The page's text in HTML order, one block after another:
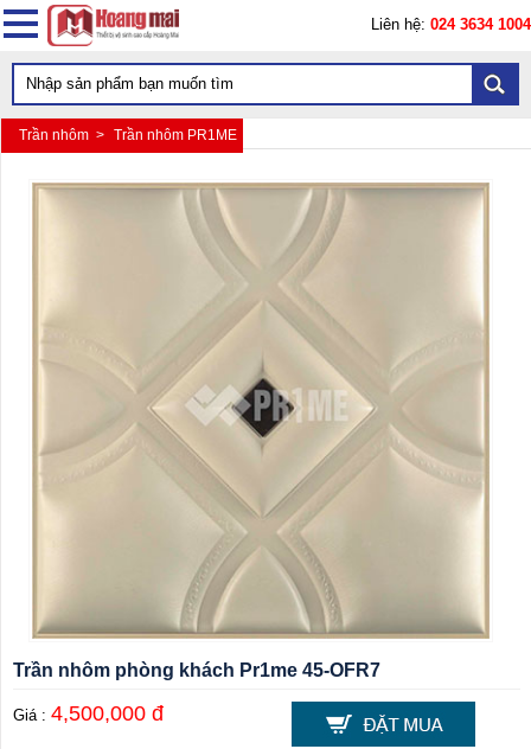
Liên hệ: 024 3634 1004
Trần nhôm > Trần nhôm PR1ME
Trần nhôm phòng khách Pr1me 45-OFR7
Giá : 4,500,000 đ